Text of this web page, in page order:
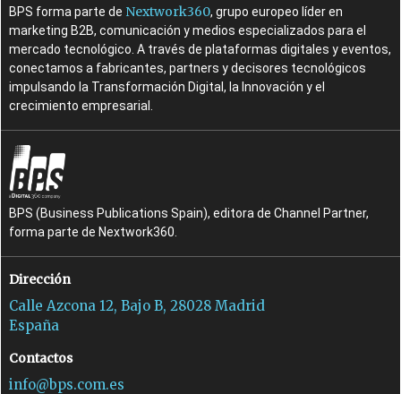
BPS forma parte de Nextwork360, grupo europeo líder en
marketing B2B, comunicación y medios especializados para el
mercado tecnológico. A través de plataformas digitales y eventos,
conectamos a fabricantes, partners y decisores tecnológicos
impulsando la Transformación Digital, la Innovación y el
crecimiento empresarial.
BPS (Business Publications Spain), editora de Channel Partner,
forma parte de Nextwork360.
Dirección
Calle Azcona 12, Bajo B, 28028 Madrid
España
Contactos
info@bps.com.es